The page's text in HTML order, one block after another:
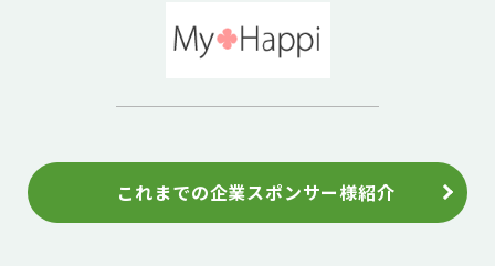
これまでの企業スポンサー様紹介